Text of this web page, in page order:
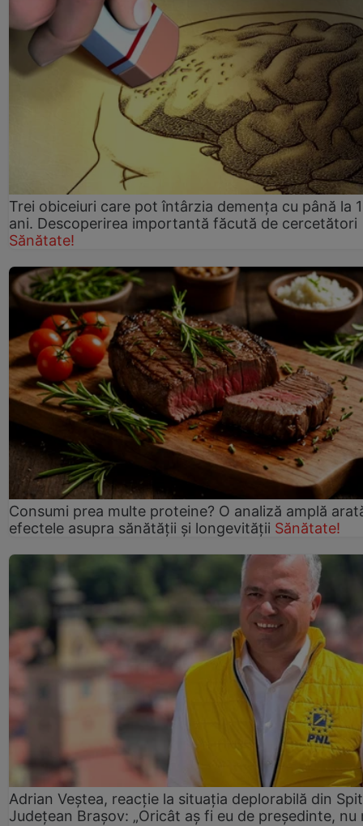
Trei obiceiuri care pot întârzia demența cu până la
ani. Descoperirea importantă făcută de cercetători
Sănătate!
Consumi prea multe proteine? O analiză amplă
efectele asupra sănătății și longevității Sănătate!
Adrian Veștea, reacție la situația deplorabilă din
Județean Brașov: „Oricât aș fi eu de președinte, nu